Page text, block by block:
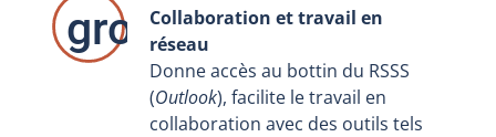
group-work a
Collaboration et travail en
réseau
Donne accès au bottin du RSSS
(Outlook), facilite le travail en
collaboration avec des outils tels